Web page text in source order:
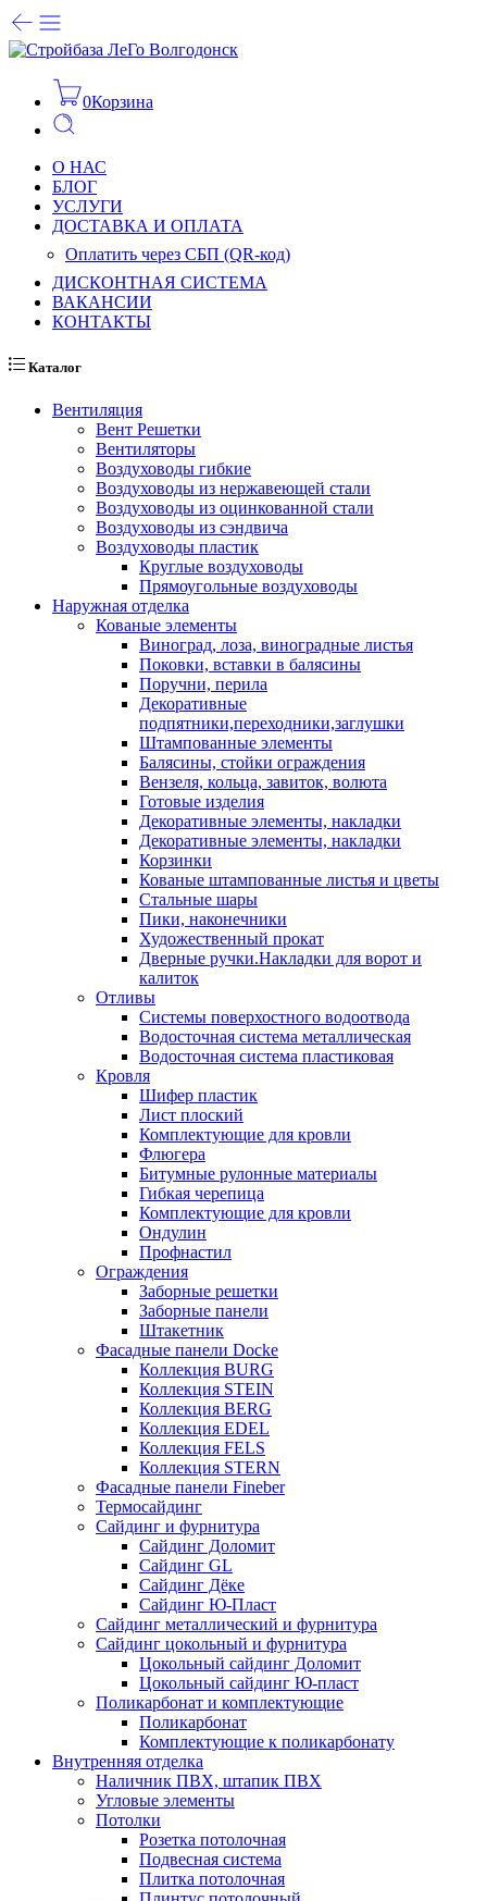
0Корзина
О НАС
БЛОГ
УСЛУГИ
ДОСТАВКА И ОПЛАТА
Оплатить через СБП (QR-код)
ДИСКОНТНАЯ СИСТЕМА
ВАКАНСИИ
КОНТАКТЫ
Каталог
Вентиляция
Вент Решетки
Вентиляторы
Воздуховоды гибкие
Воздуховоды из нержавеющей стали
Воздуховоды из оцинкованной стали
Воздуховоды из сэндвича
Воздуховоды пластик
Круглые воздуховоды
Прямоугольные воздуховоды
Наружная отделка
Кованые элементы
Виноград, лоза, виноградные листья
Поковки, вставки в балясины
Поручни, перила
Декоративные
подпятники,переходники,заглушки
Штампованные элементы
Балясины, стойки ограждения
Вензеля, кольца, завиток, волюта
Готовые изделия
Декоративные элементы, накладки
Декоративные элементы, накладки
Корзинки
Кованые штампованные листья и цветы
Стальные шары
Пики, наконечники
Художественный прокат
Дверные ручки.Накладки для ворот и
калиток
Отливы
Системы поверхостного водоотвода
Водосточная система металлическая
Водосточная система пластиковая
Кровля
Шифер пластик
Лист плоский
Комплектующие для кровли
Флюгера
Битумные рулонные материалы
Гибкая черепица
Комплектующие для кровли
Ондулин
Профнастил
Ограждения
Заборные решетки
Заборные панели
Штакетник
Фасадные панели Docke
Коллекция BURG
Коллекция STEIN
Коллекция BERG
Коллекция EDEL
Коллекция FELS
Коллекция STERN
Фасадные панели Fineber
Термосайдинг
Сайдинг и фурнитура
Сайдинг Доломит
Сайдинг GL
Сайдинг Дёке
Сайдинг Ю-Пласт
Сайдинг металлический и фурнитура
Сайдинг цокольный и фурнитура
Цокольный сайдинг Доломит
Цокольный сайдинг Ю-пласт
Поликарбонат и комплектующие
Поликарбонат
Комплектующие к поликарбонату
Внутренняя отделка
Наличник ПВХ, штапик ПВХ
Угловые элементы
Потолки
Розетка потолочная
Подвесная система
Плитка потолочная